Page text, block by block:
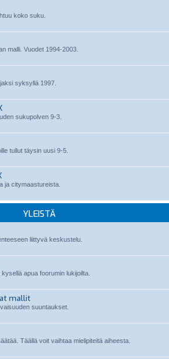
koko suku.
malli. Vuodet 1994-2003.
syksyllä 1997.
sukupolven 9-3.
tullut täysin uusi 9-5.
ja citymaastureista.
YLEISTÄ
liittyvä keskustelu.
apua foorumin lukijoilta.
mallit
suuntaukset.
Täällä voit vaihtaa mielipiteitä aiheesta.